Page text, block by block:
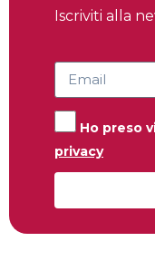
Iscriviti alla
Ho preso
privacy